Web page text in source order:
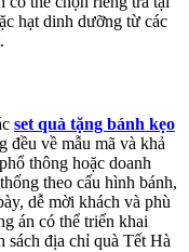
hạt dinh dưỡng từ các
set quà tặng bánh kẹo
đều về mẫu mã và khả
thông hoặc doanh
theo cấu hình bánh,
dễ mời khách và phù
án có thể triển khai
địa chỉ quà Tết Hà